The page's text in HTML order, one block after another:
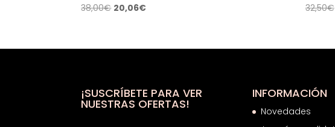
38,00€ El
era:
20,06€El
es:
32,50€
¡SUSCRÍBETE PARA VER
NUESTRAS OFERTAS!
INFORMACIÓN
Novedades